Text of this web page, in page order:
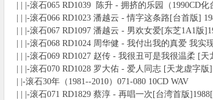
| | |-滚石065 RD1039 陈升 - 拥挤的乐园（1990CD化
| | |-滚石066 RD1023 潘越云 - 情字这条路[台首版]
| | |-滚石067 RD1097 潘越云 - 男欢女爱[东芝1A1版
| | |-滚石068 RD1024 周华健 - 我付出我的真爱 我实
| | |-滚石069 RD1027 赵传 - 我很丑可是我很温柔 [天
| | |-滚石070 RD1028 罗大佑 - 爱人同志 [天龙虚字版
| |-滚石30年（1981--2010）071-080 10CD WAV
| | |-滚石071 RD1829 蔡淳 - 再唱一次[台湾首版